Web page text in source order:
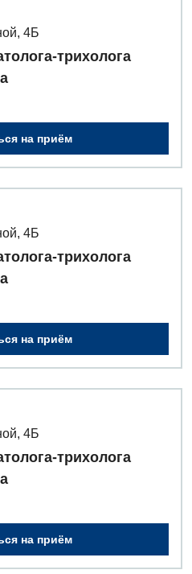
4Б
трихолога
на приём
4Б
трихолога
на приём
4Б
трихолога
на приём